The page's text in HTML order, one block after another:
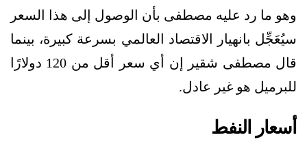
وهو ما رد عليه مصطفى بأن الوصول إلى هذا السعر
سيُعَجِّل بانهيار الاقتصاد العالمي بسرعة كبيرة، بينما
قال مصطفى شقير إن أي سعر أقل من 120 دولارًا
للبرميل هو غير عادل.
أسعار النفط